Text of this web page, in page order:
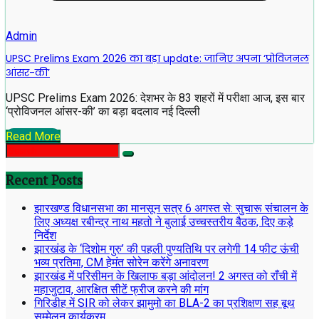
Admin
UPSC Prelims Exam 2026 का बड़ा update: जानिए अपना ‘प्रोविजनल
आंसर-की’
UPSC Prelims Exam 2026: देशभर के 83 शहरों में परीक्षा आज, इस बार
‘प्रोविजनल आंसर-की’ का बड़ा बदलाव नई दिल्ली
Read More
Recent Posts
झारखण्ड विधानसभा का मानसून सत्र 6 अगस्त से: सुचारू संचालन के
लिए अध्यक्ष रबीन्द्र नाथ महतो ने बुलाई उच्चस्तरीय बैठक, दिए कड़े
निर्देश
झारखंड के ‘दिशोम गुरु’ की पहली पुण्यतिथि पर लगेगी 14 फीट ऊंची
भव्य प्रतिमा, CM हेमंत सोरेन करेंगे अनावरण
झारखंड में परिसीमन के खिलाफ बड़ा आंदोलन! 2 अगस्त को राँची में
महाजुटाव, आरक्षित सीटें फ्रीज करने की मांग
गिरिडीह में SIR को लेकर झामुमो का BLA-2 का प्रशिक्षण सह बूथ